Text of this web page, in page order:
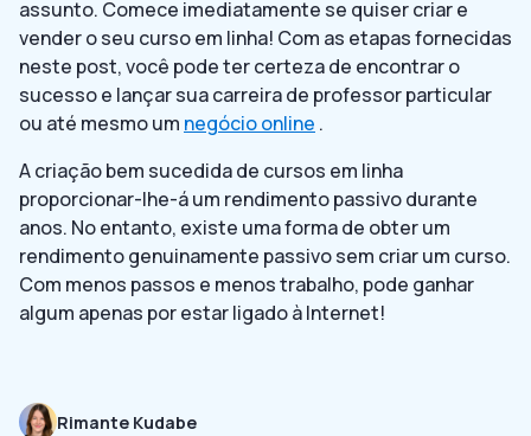
assunto. Comece imediatamente se quiser criar e
vender o seu curso em linha! Com as etapas fornecidas
neste post, você pode ter certeza de encontrar o
sucesso e lançar sua carreira de professor particular
ou até mesmo um negócio online .
A criação bem sucedida de cursos em linha
proporcionar-lhe-á um rendimento passivo durante
anos. No entanto, existe uma forma de obter um
rendimento genuinamente passivo sem criar um curso.
Com menos passos e menos trabalho, pode ganhar
algum apenas por estar ligado à Internet!
Rimante Kudabe